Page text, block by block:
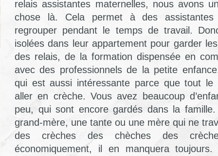
relais assistantes maternelles, nous avons
chose là. Cela permet à des
regrouper pendant le temps de travail.
isolées dans leur appartement pour garder
des relais, de la formation dispensée en
avec des professionnels de la petite
qui est aussi intéressante parce que tout
aller en crèche. Vous avez beaucoup
peu, qui sont encore gardés dans la
grand-mère, une tante ou une mère qui ne
des crèches des chèches des
économiquement, il en manquera toujours.